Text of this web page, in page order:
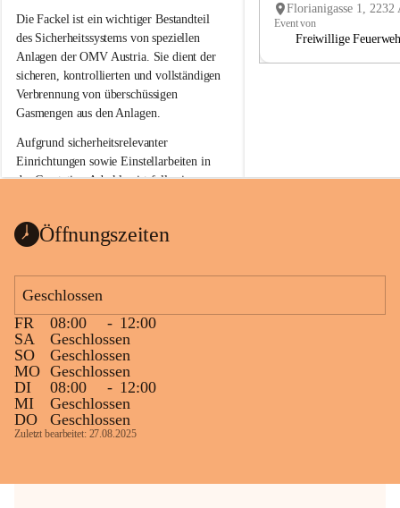
a
a
Die Fackel ist ein wichtiger Bestandteil
des Sicherheitssystems von speziellen
Anlagen der OMV Austria. Sie dient der
sicheren, kontrollierten und vollständigen
Verbrennung von überschüssigen
Gasmengen aus den Anlagen.
Aufgrund sicherheitsrelevanter
Einrichtungen sowie Einstellarbeiten in
der Gasstation Aderklaa ist fallweise
kommenden Tagen und Wochen wird
sein.
Die OMV Austria ist bemüht, für die
Bevölkerung ungewohnte, jedoch
technisch notwendige Betriebszustände so
kurz wie möglich zu halten.
Wir bitten daher die umliegende
Bevölkerung um Verständnis.
Event von
Freiwillige
Öffnungszeiten
Geschlossen
FR
08:00 - 12:00
SA
Geschlossen
SO
Geschlossen
MO Geschlossen
DI
08:00 - 12:00
MI
Geschlossen
DO
Geschlossen
Zuletzt bearbeitet: 27.08.2025